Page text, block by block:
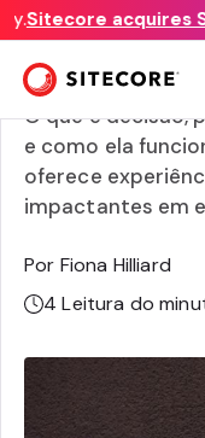
Sitecore acquires
O quê, porquê e
O que é decisão,
e como ela
oferece
impactantes em
Por Fiona Hilliard
4 Leitura do